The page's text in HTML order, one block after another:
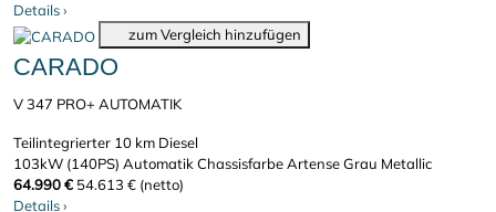
Details›
zum Vergleich hinzufügen
CARADO
V 347 PRO+ AUTOMATIK
Teilintegrierter 10 km Diesel
103kW (140PS) AutomatikChassisfarbe Artense Grau Metallic
64.990 € 54.613 € (netto)
Details›